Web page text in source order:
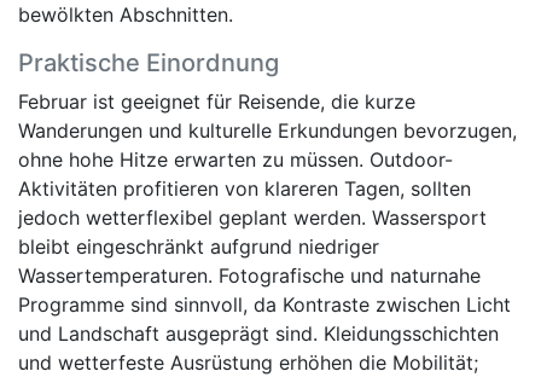
bewölkten Abschnitten.
Praktische Einordnung
Februar ist geeignet für Reisende, die kurze
Wanderungen und kulturelle Erkundungen bevorzugen,
ohne hohe Hitze erwarten zu müssen. Outdoor-
Aktivitäten profitieren von klareren Tagen, sollten
jedoch wetterflexibel geplant werden. Wassersport
bleibt eingeschränkt aufgrund niedriger
Wassertemperaturen. Fotografische und naturnahe
Programme sind sinnvoll, da Kontraste zwischen Licht
und Landschaft ausgeprägt sind. Kleidungsschichten
und wetterfeste Ausrüstung erhöhen die Mobilität;